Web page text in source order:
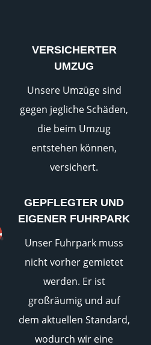
VERSICHERTER
UMZUG
Unsere Umzüge sind
gegen jegliche Schäden,
die beim Umzug
entstehen können,
versichert.
GEPFLEGTER UND
EIGENER FUHRPARK
Unser Fuhrpark muss
nicht vorher gemietet
werden. Er ist
großräumig und auf
dem aktuellen Standard,
wodurch wir eine